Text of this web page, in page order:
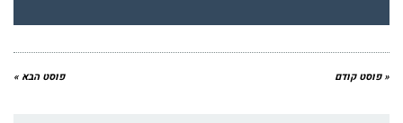
« פוסט קודם פוסט הבא »